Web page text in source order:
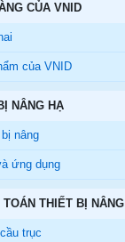
CỦA VNID
của VNID
NÂNG HẠ
nâng
ứng dụng
THIẾT BỊ NÂNG
trục